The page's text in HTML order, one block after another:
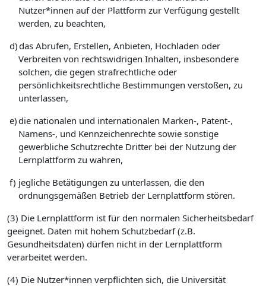
Nutzer*innen auf der Plattform zur Verfügung gestellt
werden, zu beachten,
d)das Abrufen, Erstellen, Anbieten, Hochladen oder
Verbreiten von rechtswidrigen Inhalten, insbesondere
solchen, die gegen strafrechtliche oder
persönlichkeitsrechtliche Bestimmungen verstoßen, zu
unterlassen,
e)die nationalen und internationalen Marken-, Patent-,
Namens-, und Kennzeichenrechte sowie sonstige
gewerbliche Schutzrechte Dritter bei der Nutzung der
Lernplattform zu wahren,
f) jegliche Betätigungen zu unterlassen, die den
ordnungsgemäßen Betrieb der Lernplattform stören.
(3) Die Lernplattform ist für den normalen Sicherheitsbedarf
geeignet. Daten mit hohem Schutzbedarf (z.B.
Gesundheitsdaten) dürfen nicht in der Lernplattform
verarbeitet werden.
(4) Die Nutzer*innen verpflichten sich, die Universität